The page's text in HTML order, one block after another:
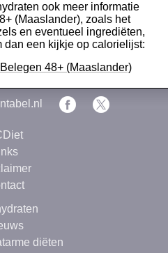
ook meer informatie
(Maaslander), zoals het
en eventueel ingrediëten,
dan een kijkje op calorielijst:
48+ (Maaslander)
diëten